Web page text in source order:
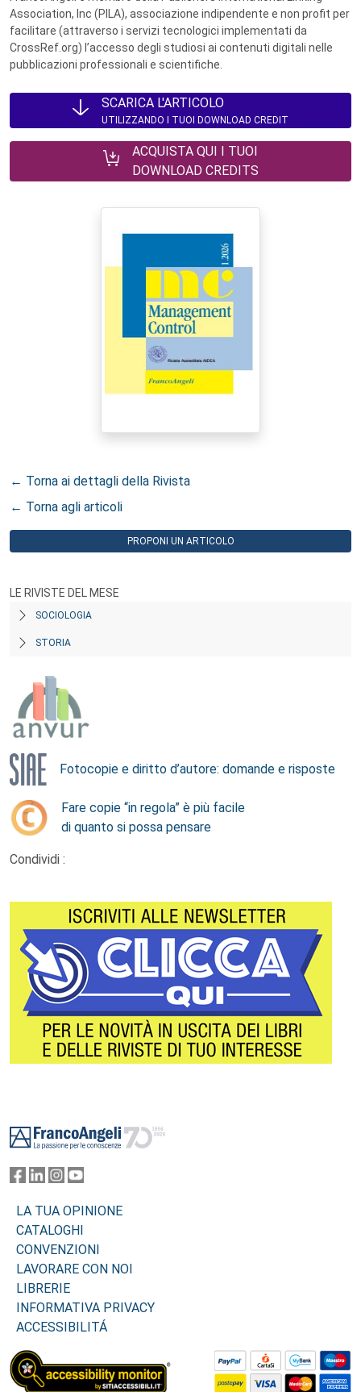
Association, Inc (PILA), associazione indipendente e non profit per
facilitare (attraverso i servizi tecnologici implementati da
CrossRef.org) l’accesso degli studiosi ai contenuti digitali nelle
pubblicazioni professionali e scientifiche.
SCARICA L'ARTICOLO
UTILIZZANDO I TUOI DOWNLOAD CREDIT
ACQUISTA QUI I TUOI
DOWNLOAD CREDITS
← Torna ai dettagli della Rivista
← Torna agli articoli
PROPONI UN ARTICOLO
LE RIVISTE DEL MESE
SOCIOLOGIA
STORIA
Fotocopie e diritto d’autore: domande e risposte
Fare copie “in regola” è più facile
di quanto si possa pensare
Condividi :
LA TUA OPINIONE
CATALOGHI
CONVENZIONI
LAVORARE CON NOI
LIBRERIE
INFORMATIVA PRIVACY
ACCESSIBILITÁ